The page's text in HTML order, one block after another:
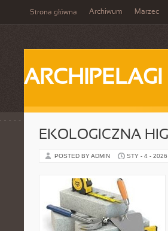
Strona główna Archiwum Marzec
ARCHIPELAGI
EKOLOGICZNA
POSTED BY ADMIN STY - 4 - 2026